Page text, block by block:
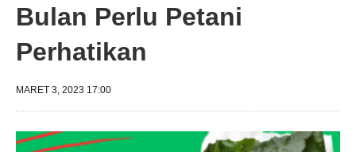
Bulan Perlu Petani
Perhatikan
MARET 3, 2023 17:00